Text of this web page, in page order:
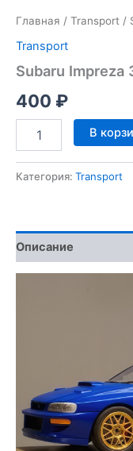
Главная / Transport /
Transport
Subaru Impreza
400 ₽
Количество
товара
Impreza
В
Категория: Transport
Описание